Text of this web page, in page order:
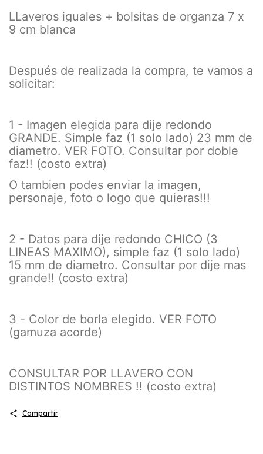
LLaveros iguales + bolsitas de organza 7 x
9 cm blanca
Después de realizada la compra, te vamos a
solicitar:
1 - Imagen elegida para dije redondo
GRANDE. Simple faz (1 solo lado) 23 mm de
diametro. VER FOTO. Consultar por doble
faz!! (costo extra)
O tambien podes enviar la imagen,
personaje, foto o logo que quieras!!!
2 - Datos para dije redondo CHICO (3
LINEAS MAXIMO), simple faz (1 solo lado)
15 mm de diametro. Consultar por dije mas
grande!! (costo extra)
3 - Color de borla elegido. VER FOTO
(gamuza acorde)
CONSULTAR POR LLAVERO CON
DISTINTOS NOMBRES !! (costo extra)
Compartir